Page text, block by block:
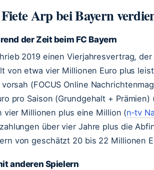
Arp bei Bayern
der Zeit beim FC Bayern
2019 einen Vierjahresvertrag,
von etwa vier Millionen Euro plus
(FOCUS Online
pro Saison (Grundgehalt + Prämien)
vier Millionen plus eine Million (n‑tv
über vier Jahre plus die
von geschätzt 20 bis 22 Millionen
anderen Spielern